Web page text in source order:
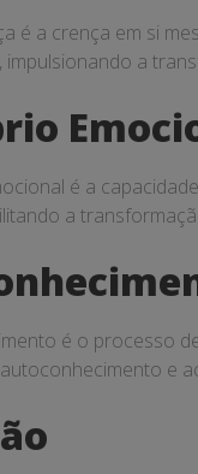
é a crença em si
impulsionando a
é a
a
é o processo
e